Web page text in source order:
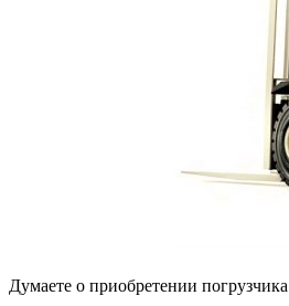
Думаете о приобретении